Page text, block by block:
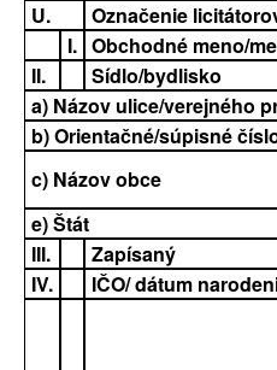
U.
Označenie
I. Obchodné meno/
II.
Sídlo/bydlisko
a) Názov ulice/verejného
b) Orientačné/súpisné
c) Názov obce
e) Štát
III.
Zapísaný
IV.
IČO/ dátum